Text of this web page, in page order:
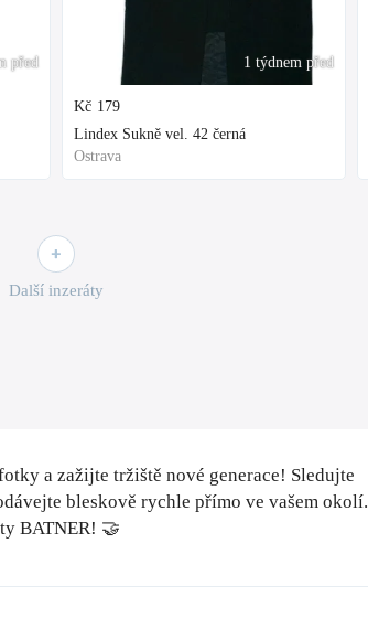
před 1 týdnem před
Kč 179
Lindex Sukně vel. 42 černá
Ostrava
Další inzeráty
a zažijte tržiště nové generace! Sledujte
bleskově rychle přímo ve vašem okolí.
BATNER! 🤝